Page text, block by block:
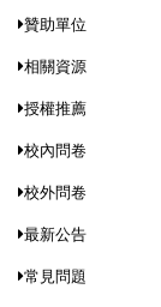
贊助單位
相關資源
授權推薦
校內問卷
校外問卷
最新公告
常見問題